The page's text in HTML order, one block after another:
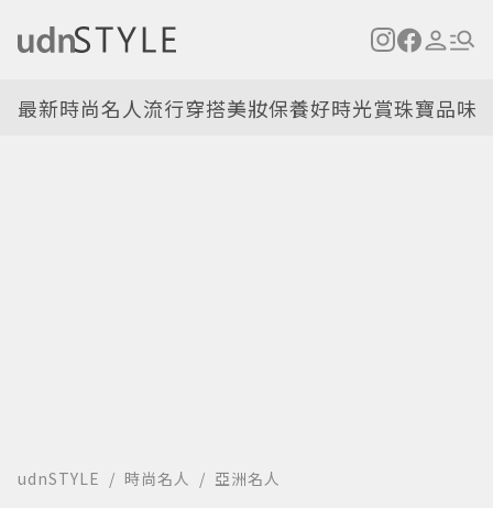
最新時尚名人流行穿搭美妝保養好時光賞珠寶品味
udnSTYLE 時尚名人 亞洲名人